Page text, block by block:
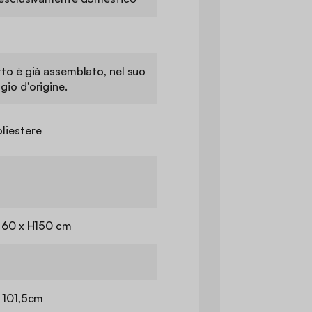
è già assemblato, nel suo
d'origine.
60 x H150 cm
101,5cm